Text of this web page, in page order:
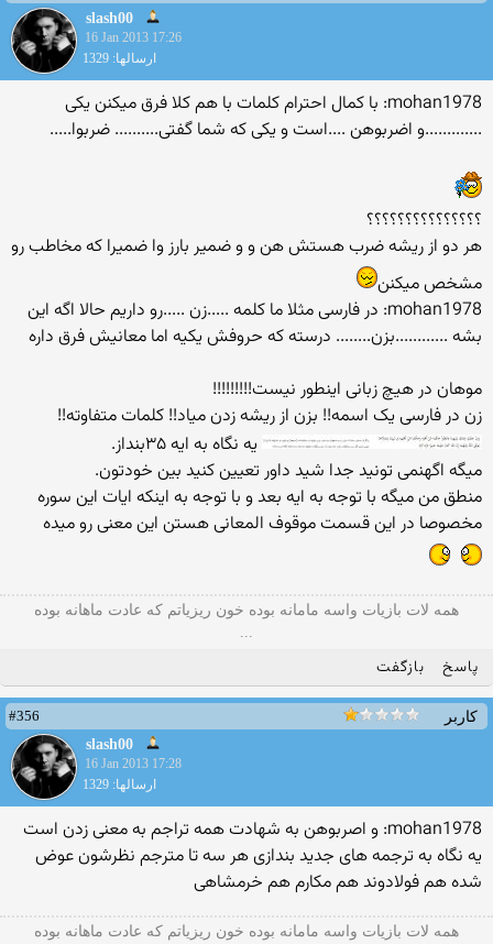
slash00
16 Jan 2013 17:26
ارسالها: 1329
mohan1978: با کمال احترام کلمات با هم کلا فرق میکنن یکی
.............و اضربوهن ....است و یکی که شما گفتی.......... ضربوا.....
؟؟؟؟؟؟؟؟؟؟؟؟؟؟؟
هر دو از ریشه ضرب هستش هن و و ضمیر بارز وا ضمیرا که مخاطب رو
مشخص میکنن
mohan1978: در فارسی مثلا ما کلمه .....زن .....رو داریم حالا اگه این
بشه ............بزن........ درسته که حروفش یکیه اما معانیش فرق داره
موهان در هیچ زبانی اینطور نیست!!!!!!!!!
زن در فارسی یک اسمه!! بزن از ریشه زدن میاد!! کلمات متفاوته!!
یه نگاه به ایه ۳۵بنداز.
میگه اگهنمی تونید جدا شید داور تعیین کنید بین خودتون.
منطق من میگه با توجه به ایه بعد و با توجه به اینکه ایات این سوره
مخصوصا در این قسمت موقوف المعانی هستن این معنی رو میده
همه لات بازیات واسه مامانه بوده خون ریزیاتم که عادت ماهانه بوده
...
پاسخ بازگفت
کاربر
#356
slash00
16 Jan 2013 17:28
ارسالها: 1329
mohan1978: و اصربوهن به شهادت همه تراجم به معنی زدن است
یه نگاه به ترجمه های جدید بندازی هر سه تا مترجم نظرشون عوض
شده هم فولادوند هم مکارم هم خرمشاهی
همه لات بازیات واسه مامانه بوده خون ریزیاتم که عادت ماهانه بوده